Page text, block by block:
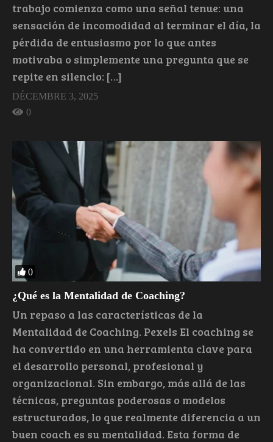
trabajo comienza como una señal tenue: una
sensación de incomodidad al terminar el día, la
pérdida de entusiasmo por lo que antes
motivaba o simplemente una pregunta que se
repite en silencio: […]
DÉCEMBRE 3, 2025
0
0
¿Qué es la Mentalidad de Coaching?
Un repaso a las características de la
Mentalidad de Coaching. Pexels El coaching se
ha convertido en una herramienta clave para
el desarrollo personal, profesional y
organizacional. Sin embargo, más allá de las
técnicas, preguntas poderosas o modelos
estructurados, lo que realmente diferencia a un
buen coach es su mentalidad. Esta forma de